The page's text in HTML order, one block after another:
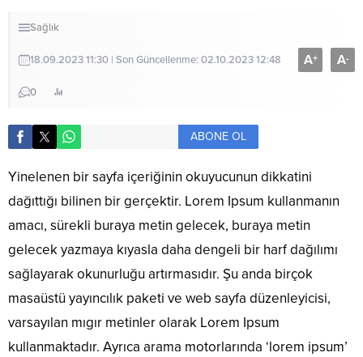
Sağlık
18.09.2023 11:30 | Son Güncellenme: 02.10.2023 12:48
0
A+ A-
ABONE OL
Yinelenen bir sayfa içeriğinin okuyucunun dikkatini
dağıttığı bilinen bir gerçektir. Lorem Ipsum kullanmanın
amacı, sürekli buraya metin gelecek, buraya metin
gelecek yazmaya kıyasla daha dengeli bir harf dağılımı
sağlayarak okunurluğu artırmasıdır. Şu anda birçok
masaüstü yayıncılık paketi ve web sayfa düzenleyicisi,
varsayılan mıgır metinler olarak Lorem Ipsum
kullanmaktadır. Ayrıca arama motorlarında ‘lorem ipsum’